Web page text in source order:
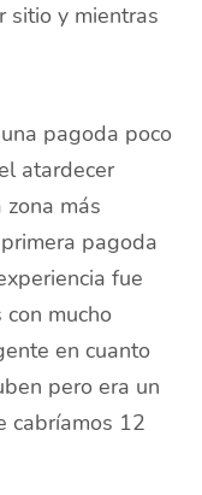
sitio y mientras
pagoda poco
atardecer
más
pagoda
fue
mucho
en cuanto
pero era un
cabríamos 12